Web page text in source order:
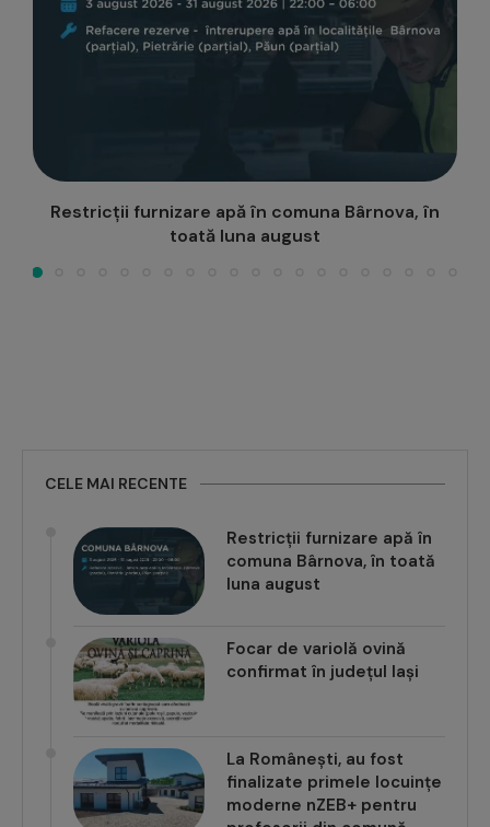
Investiție Apavital la Focuri: rezervor nou și 4,3
km. de...
CELE MAI RECENTE
Restricții furnizare apă în
comuna Bârnova, în toată
luna august
Focar de variolă ovină
confirmat în județul Iași
La Românești, au fost
finalizate primele locuințe
moderne nZEB+ pentru